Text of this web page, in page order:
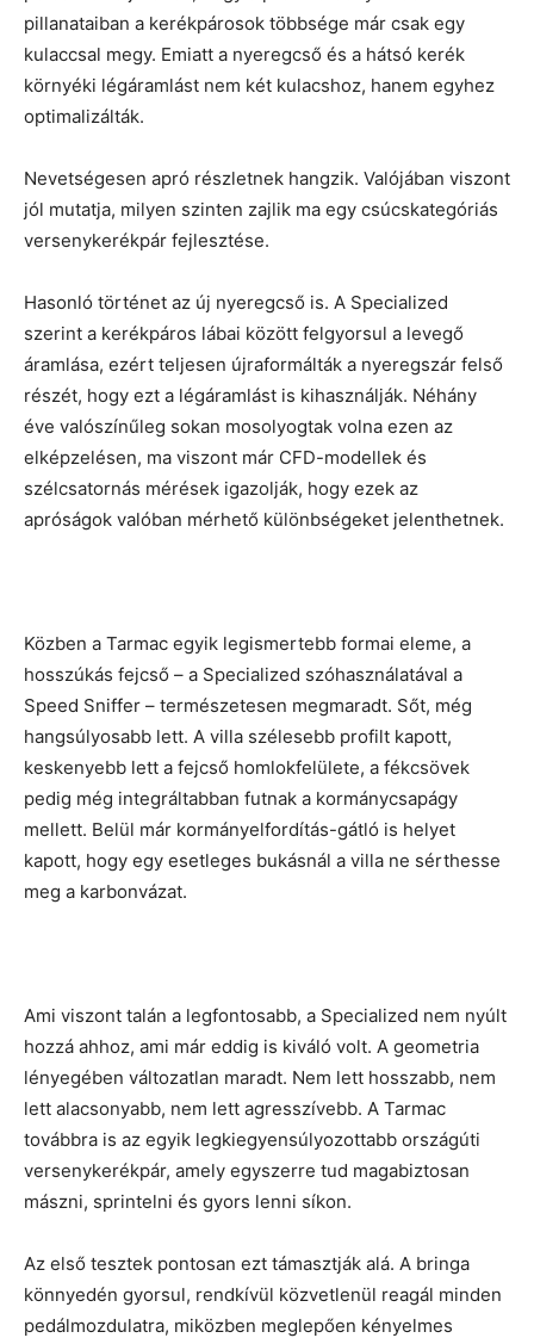
pillanataiban a kerékpárosok többsége már csak egy
kulaccsal megy. Emiatt a nyeregcső és a hátsó kerék
környéki légáramlást nem két kulacshoz, hanem egyhez
optimalizálták.
Nevetségesen apró részletnek hangzik. Valójában viszont
jól mutatja, milyen szinten zajlik ma egy csúcskategóriás
versenykerékpár fejlesztése.
Hasonló történet az új nyeregcső is. A Specialized
szerint a kerékpáros lábai között felgyorsul a levegő
áramlása, ezért teljesen újraformálták a nyeregszár felső
részét, hogy ezt a légáramlást is kihasználják. Néhány
éve valószínűleg sokan mosolyogtak volna ezen az
elképzelésen, ma viszont már CFD-modellek és
szélcsatornás mérések igazolják, hogy ezek az
apróságok valóban mérhető különbségeket jelenthetnek.
Közben a Tarmac egyik legismertebb formai eleme, a
hosszúkás fejcső – a Specialized szóhasználatával a
Speed Sniffer – természetesen megmaradt. Sőt, még
hangsúlyosabb lett. A villa szélesebb profilt kapott,
keskenyebb lett a fejcső homlokfelülete, a fékcsövek
pedig még integráltabban futnak a kormánycsapágy
mellett. Belül már kormányelfordítás-gátló is helyet
kapott, hogy egy esetleges bukásnál a villa ne sérthesse
meg a karbonvázat.
Ami viszont talán a legfontosabb, a Specialized nem nyúlt
hozzá ahhoz, ami már eddig is kiváló volt. A geometria
lényegében változatlan maradt. Nem lett hosszabb, nem
lett alacsonyabb, nem lett agresszívebb. A Tarmac
továbbra is az egyik legkiegyensúlyozottabb országúti
versenykerékpár, amely egyszerre tud magabiztosan
mászni, sprintelni és gyors lenni síkon.
Az első tesztek pontosan ezt támasztják alá. A bringa
könnyedén gyorsul, rendkívül közvetlenül reagál minden
pedálmozdulatra, miközben meglepően kényelmes